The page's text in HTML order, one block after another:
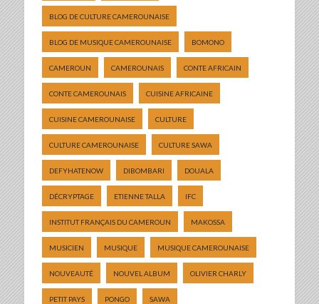
BLOG DE CULTURE CAMEROUNAISE
BLOG DE MUSIQUE CAMEROUNAISE BOMONO
CAMEROUN CAMEROUNAIS CONTE AFRICAIN
CONTE CAMEROUNAIS CUISINE AFRICAINE
CUISINE CAMEROUNAISE CULTURE
CULTURE CAMEROUNAISE CULTURE SAWA
DEFYHATENOW DIBOMBARI DOUALA
DÉCRYPTAGE ETIENNE TALLA IFC
INSTITUT FRANÇAIS DU CAMEROUN MAKOSSA
MUSICIEN MUSIQUE MUSIQUE CAMEROUNAISE
NOUVEAUTÉ NOUVEL ALBUM OLIVIER CHARLY
PETIT PAYS PONGO SAWA